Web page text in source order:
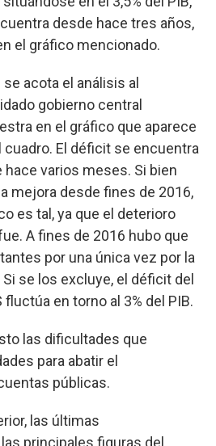
desde hace tres años,
el gráfico mencionado.
acota el análisis al
gobierno central
en el gráfico que aparece
cuadro. El déficit se encuentra
hace varios meses. Si bien
mejora desde fines de 2016,
es tal, ya que el deterioro
A fines de 2016 hubo que
por una única vez por la
se los excluye, el déficit del
en torno al 3% del PIB.
las dificultades que
para abatir el
públicas.
las últimas
principales figuras del